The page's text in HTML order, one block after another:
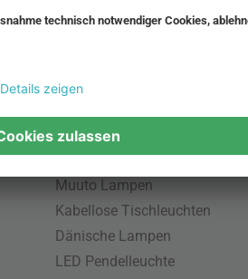
Pendellampe für Außen
Muuto Lampen
Kabellose Tischleuchten
Dänische Lampen
LED Pendelleuchte